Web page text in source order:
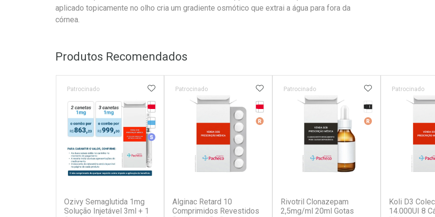
aplicado topicamente no olho cria um gradiente osmótico que extrai a água para fora da
córnea.
Produtos Recomendados
Ozivy Semaglutida 1mg
Solução Injetável 3ml + 1
Tarja Vermelha
Medicamento Refrigerado
Medicamento Similar
Patrocinado ADICIONAR AOS FAVORITOS
Alginac Retard 10
Comprimidos Revestidos
Tarja Vermelha
Medicamento De Referência
Patrocinado ADICIONAR AOS FAVORITOS
Rivotril Clonazepam
2,5mg/ml 20ml Gotas
Tarja Preta
Medicamento De
Patrocinado ADICIONAR AOS
Koli D3
14.000UI 8
Patrocinado